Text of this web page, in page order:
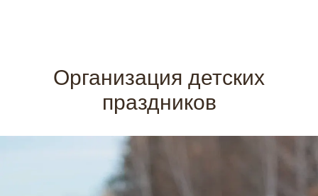
Организация детских
праздников